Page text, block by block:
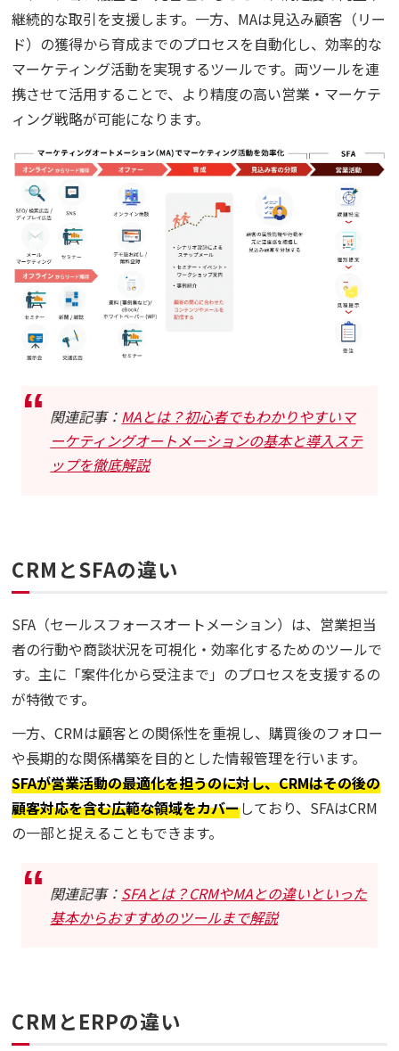
継続的な取引を支援します。一方、MAは見込み顧客（リー
ド）の獲得から育成までのプロセスを自動化し、効率的な
マーケティング活動を実現するツールです。両ツールを連
携させて活用することで、より精度の高い営業・マーケテ
ィング戦略が可能になります。
関連記事： MAとは？初心者でもわかりやすいマ
ーケティングオートメーションの基本と導入ステ
ップを徹底解説
CRMとSFAの違い
SFA（セールスフォースオートメーション）は、営業担当
者の行動や商談状況を可視化・効率化するためのツールで
す。主に「案件化から受注まで」のプロセスを支援するの
が特徴です。
一方、CRMは顧客との関係性を重視し、購買後のフォロー
や長期的な関係構築を目的とした情報管理を行います。
SFAが営業活動の最適化を担うのに対し、CRMはその後の
顧客対応を含む広範な領域をカバーしており、SFAはCRM
の一部と捉えることもできます。
関連記事： SFAとは？CRMやMAとの違いといった
基本からおすすめのツールまで解説
CRMとERPの違い